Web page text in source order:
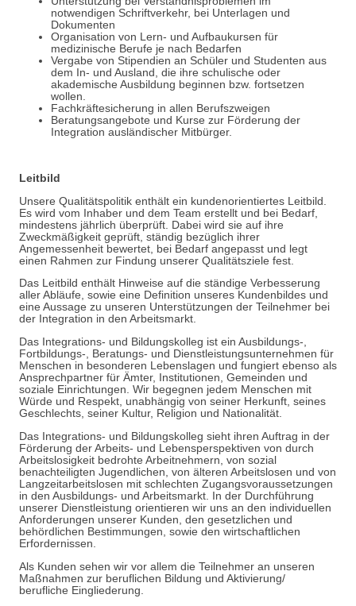
notwendigen Schriftverkehr, bei Unterlagen und
Dokumenten
Organisation von Lern- und Aufbaukursen für
medizinische Berufe je nach Bedarfen
Vergabe von Stipendien an Schüler und Studenten aus
dem In- und Ausland, die ihre schulische oder
akademische Ausbildung beginnen bzw. fortsetzen
wollen.
Fachkräftesicherung in allen Berufszweigen
Beratungsangebote und Kurse zur Förderung der
Integration ausländischer Mitbürger.
Leitbild
Unsere Qualitätspolitik enthält ein kundenorientiertes Leitbild.
Es wird vom Inhaber und dem Team erstellt und bei Bedarf,
mindestens jährlich überprüft. Dabei wird sie auf ihre
Zweckmäßigkeit geprüft, ständig bezüglich ihrer
Angemessenheit bewertet, bei Bedarf angepasst und legt
einen Rahmen zur Findung unserer Qualitätsziele fest.
Das Leitbild enthält Hinweise auf die ständige Verbesserung
aller Abläufe, sowie eine Definition unseres Kundenbildes und
eine Aussage zu unseren Unterstützungen der Teilnehmer bei
der Integration in den Arbeitsmarkt.
Das Integrations- und Bildungskolleg ist ein Ausbildungs-,
Fortbildungs-, Beratungs- und Dienstleistungsunternehmen für
Menschen in besonderen Lebenslagen und fungiert ebenso als
Ansprechpartner für Ämter, Institutionen, Gemeinden und
soziale Einrichtungen. Wir begegnen jedem Menschen mit
Würde und Respekt, unabhängig von seiner Herkunft, seines
Geschlechts, seiner Kultur, Religion und Nationalität.
Das Integrations- und Bildungskolleg sieht ihren Auftrag in der
Förderung der Arbeits- und Lebensperspektiven von durch
Arbeitslosigkeit bedrohte Arbeitnehmern, von sozial
benachteiligten Jugendlichen, von älteren Arbeitslosen und von
Langzeitarbeitslosen mit schlechten Zugangsvoraussetzungen
in den Ausbildungs- und Arbeitsmarkt. In der Durchführung
unserer Dienstleistung orientieren wir uns an den individuellen
Anforderungen unserer Kunden, den gesetzlichen und
behördlichen Bestimmungen, sowie den wirtschaftlichen
Erfordernissen.
Als Kunden sehen wir vor allem die Teilnehmer an unseren
Maßnahmen zur beruflichen Bildung und Aktivierung/
berufliche Eingliederung.